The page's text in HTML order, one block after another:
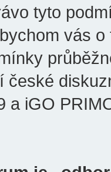
tyto
vás
české
a iGO